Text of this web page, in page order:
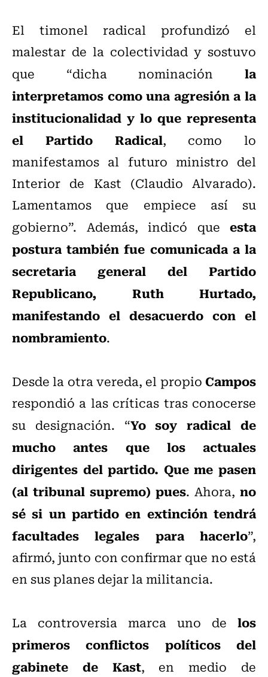
El timonel radical profundizó el
malestar de la colectividad y sostuvo
que “dicha nominación la
interpretamos como una agresión a la
institucionalidad y lo que representa
el Partido Radical, como lo
manifestamos al futuro ministro del
Interior de Kast (Claudio Alvarado).
Lamentamos que empiece así su
gobierno”. Además, indicó que esta
postura también fue comunicada a la
secretaria general del Partido
Republicano, Ruth Hurtado,
manifestando el desacuerdo con el
nombramiento.
Desde la otra vereda, el propioCampos
respondió a las críticas tras conocerse
su designación. “Yo soy radical de
mucho antes que los actuales
dirigentes del partido. Que me pasen
(al tribunal supremo) pues. Ahora, no
sé si un partido en extinción tendrá
facultades legales para hacerlo”,
afirmó, junto con confirmar que no está
en sus planes dejar la militancia.
La controversia marca uno de los
primeros conflictos políticos del
gabinete de Kast, en medio de